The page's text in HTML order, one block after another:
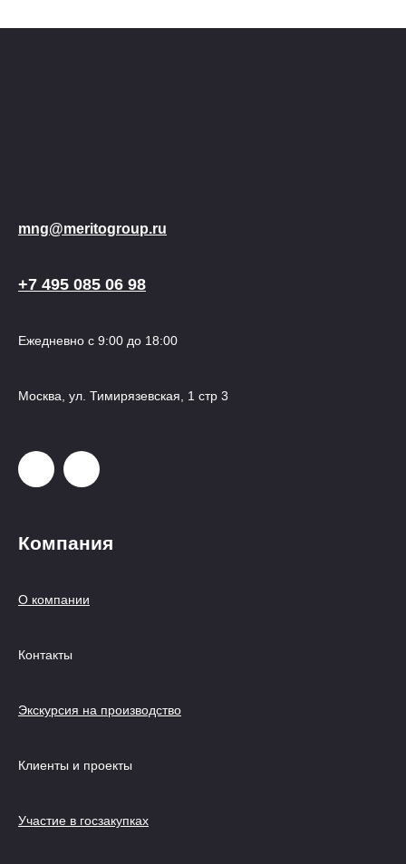
mng@meritogroup.ru
+7 495 085 06 98
Ежедневно с 9:00 до 18:00
Москва, ул. Тимирязевская, 1 стр 3
Компания
О компании
Контакты
Экскурсия на производство
Клиенты и проекты
Участие в госзакупках